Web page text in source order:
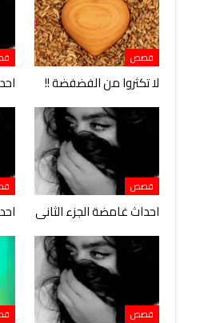
قصص
لا تكثروا من الفضفضة !!
قصص
احداث غامضة الجزء الثانى
قصص